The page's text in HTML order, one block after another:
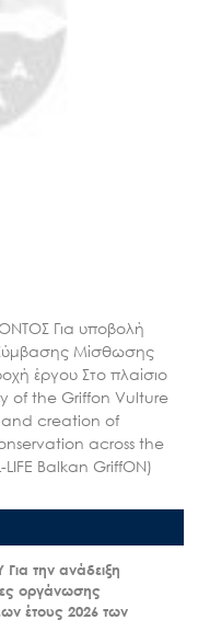
Για υποβολή
Μίσθωσης
έργου Στο πλαίσιο
of the Griffon Vulture
creation of
across the
Balkan GriffON)
την ανάδειξη
οργάνωσης
έτους 2026 των